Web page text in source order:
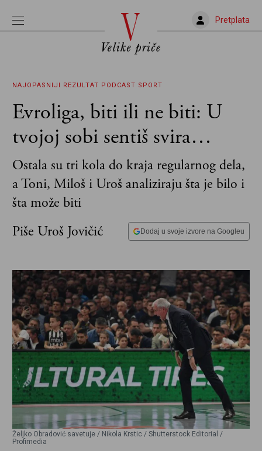
Pretplata
NAJOPASNIJI REZULTAT PODCAST SPORT
Evroliga, biti ili ne biti: U
tvojoj sobi sentiš svira…
Ostala su tri kola do kraja regularnog dela,
a Toni, Miloš i Uroš analiziraju šta je bilo i
šta može biti
Piše Uroš Jovičić
Dodaj u svoje izvore na Googleu
Željko Obradović savetuje / Nikola Krstic / Shutterstock Editorial /
Profimedia